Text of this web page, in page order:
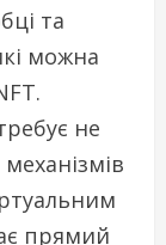
та
можна
не
прямий